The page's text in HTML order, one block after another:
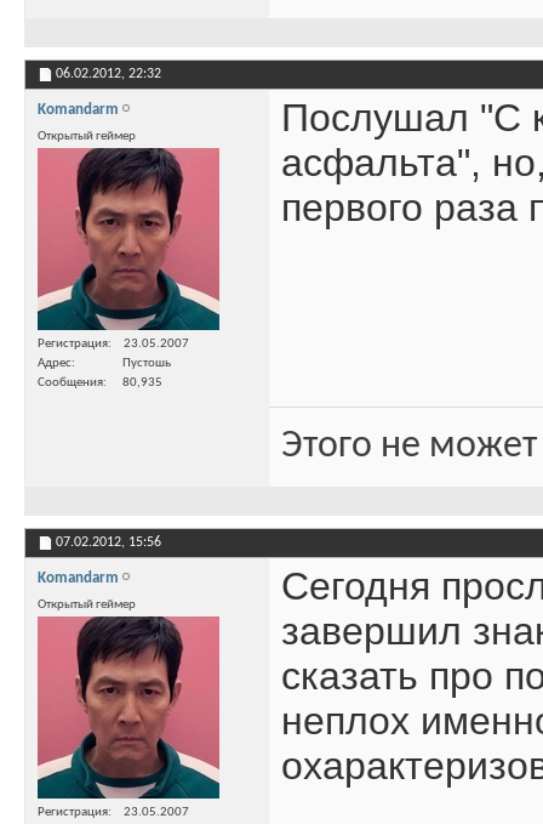
06.02.2012, 22:32
Komandarm
Открытый геймер
Регистрация
23.05.2007
Адрес
Пустошь
Сообщения
80,935
Послушал "С
асфальта",
первого раза
Этого не
07.02.2012, 15:56
Komandarm
Открытый геймер
Регистрация
23.05.2007
Сегодня
завершил
сказать про
неплох